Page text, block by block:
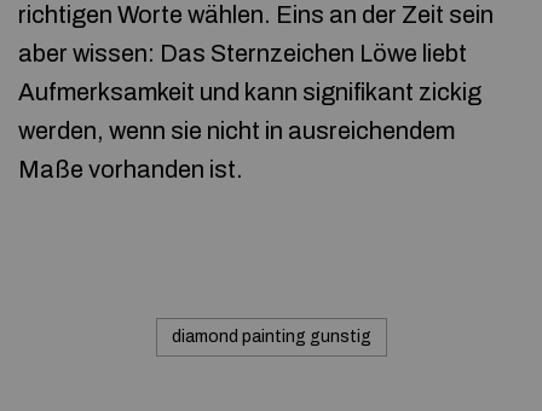
richtigen Worte wählen. Eins an der Zeit sein
aber wissen: Das Sternzeichen Löwe liebt
Aufmerksamkeit und kann signifikant zickig
werden, wenn sie nicht in ausreichendem
Maße vorhanden ist.
diamond painting gunstig